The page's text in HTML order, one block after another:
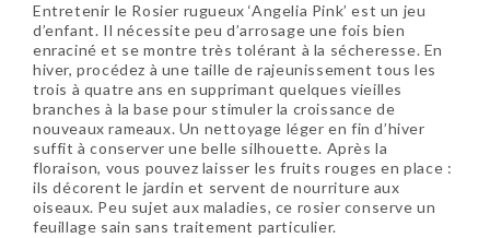
Entretenir le Rosier rugueux ‘Angelia Pink’ est un jeu
d’enfant. Il nécessite peu d’arrosage une fois bien
enraciné et se montre très tolérant à la sécheresse. En
hiver, procédez à une taille de rajeunissement tous les
trois à quatre ans en supprimant quelques vieilles
branches à la base pour stimuler la croissance de
nouveaux rameaux. Un nettoyage léger en fin d’hiver
suffit à conserver une belle silhouette. Après la
floraison, vous pouvez laisser les fruits rouges en place :
ils décorent le jardin et servent de nourriture aux
oiseaux. Peu sujet aux maladies, ce rosier conserve un
feuillage sain sans traitement particulier.